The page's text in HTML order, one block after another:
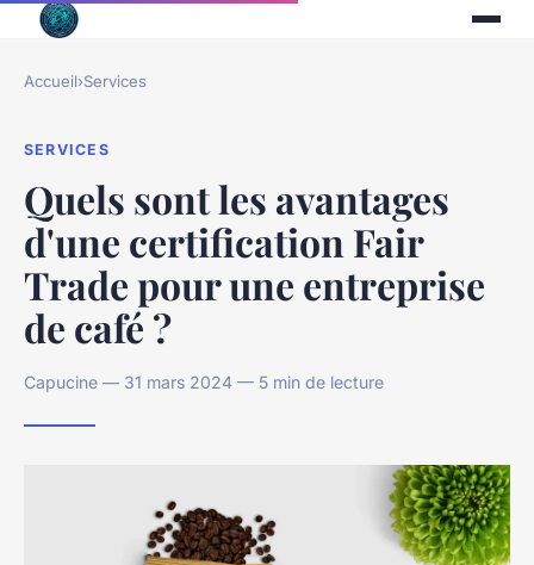
Accueil›Services
SERVICES
Quels sont les avantages
d'une certification Fair
Trade pour une entreprise
de café ?
Capucine — 31 mars 2024 — 5 min de lecture